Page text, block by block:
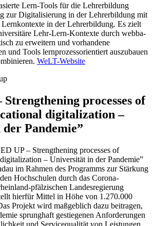
Lern-Tools für die Lehrerbildung
zur Digitalisierung in der Lehrerbildung mit
in der Lehrerbildung. Es zielt
Lehr-Lern-Kontexte durch webba­
zu erweitern und vorhandene
und Tools lernprozessorientiert auszubauen
WeLT-Website
Strengthening processes of
digitalization –
Pandemie”
UP – Strengthening processes of
– Universität in der Pandemie”
im Rahmen des Programms zur Stärkung
Hochschulen durch das Corona-
pfälzischen Landesregierung
hierfür Mittel in Höhe von 1.270.000
Projekt wird maßgeblich dazu beitragen,
sprunghaft gestiegenen Anforderungen
und Servicequalität von Leistungen